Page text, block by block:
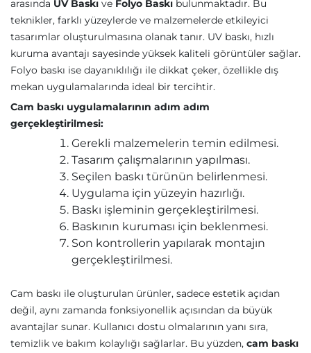
arasında UV Baskı ve Folyo Baskı bulunmaktadır. Bu
teknikler, farklı yüzeylerde ve malzemelerde etkileyici
tasarımlar oluşturulmasına olanak tanır. UV baskı, hızlı
kuruma avantajı sayesinde yüksek kaliteli görüntüler sağlar.
Folyo baskı ise dayanıklılığı ile dikkat çeker, özellikle dış
mekan uygulamalarında ideal bir tercihtir.
Cam baskı uygulamalarının adım adım
gerçekleştirilmesi:
Gerekli malzemelerin temin edilmesi.
Tasarım çalışmalarının yapılması.
Seçilen baskı türünün belirlenmesi.
Uygulama için yüzeyin hazırlığı.
Baskı işleminin gerçekleştirilmesi.
Baskının kuruması için beklenmesi.
Son kontrollerin yapılarak montajın
gerçekleştirilmesi.
Cam baskı ile oluşturulan ürünler, sadece estetik açıdan
değil, aynı zamanda fonksiyonellik açısından da büyük
avantajlar sunar. Kullanıcı dostu olmalarının yanı sıra,
temizlik ve bakım kolaylığı sağlarlar. Bu yüzden, cam baskı